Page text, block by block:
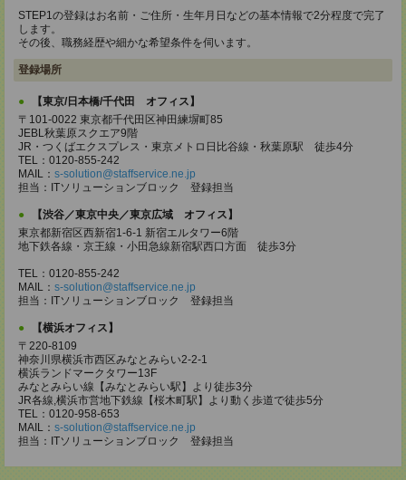
STEP1の登録はお名前・ご住所・生年月日などの基本情報で2分程度で完了
します。
その後、職務経歴や細かな希望条件を伺います。
登録場所
【東京/日本橋/千代田 オフィス】
〒101-0022 東京都千代田区神田練塀町85
JEBL秋葉原スクエア9階
JR・つくばエクスプレス・東京メトロ日比谷線・秋葉原駅 徒歩4分
TEL：0120-855-242
MAIL： s-solution@staffservice.ne.jp
担当：ITソリューションブロック 登録担当
【渋谷／東京中央／東京広域 オフィス】
東京都新宿区西新宿1-6-1 新宿エルタワー6階
地下鉄各線・京王線・小田急線新宿駅西口方面 徒歩3分
TEL：0120-855-242
MAIL： s-solution@staffservice.ne.jp
担当：ITソリューションブロック 登録担当
【横浜オフィス】
〒220-8109
神奈川県横浜市西区みなとみらい2-2-1
横浜ランドマークタワー13F
みなとみらい線【みなとみらい駅】より徒歩3分
JR各線,横浜市営地下鉄線【桜木町駅】より動く歩道で徒歩5分
TEL：0120-958-653
MAIL： s-solution@staffservice.ne.jp
担当：ITソリューションブロック 登録担当